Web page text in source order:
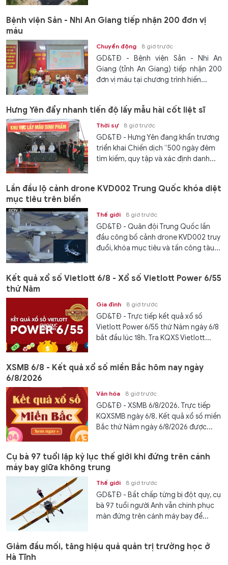
Bệnh viện Sản - Nhi An Giang tiếp nhận 200 đơn vị
máu
Chuyển động 8 giờ trước
GD&TĐ - Bệnh viện Sản - Nhi An
Giang (tỉnh An Giang) tiếp nhận 200
đơn vị máu tại chương trình hiến...
Hưng Yên đẩy nhanh tiến độ lấy mẫu hài cốt liệt sĩ
Thời sự 8 giờ trước
GD&TĐ - Hưng Yên đang khẩn trương
triển khai Chiến dịch “500 ngày đêm
tìm kiếm, quy tập và xác định danh...
Lần đầu lộ cảnh drone KVD002 Trung Quốc khóa diệt
mục tiêu trên biển
Thế giới 8 giờ trước
GD&TĐ - Quân đội Trung Quốc lần
đầu công bố cảnh drone KVD002 truy
đuổi, khóa mục tiêu và tấn công tàu...
Kết quả xổ số Vietlott 6/8 - Xổ số Vietlott Power 6/55
thứ Năm
Gia đình 8 giờ trước
GD&TĐ - Trực tiếp kết quả xổ số
Vietlott Power 6/55 thứ Năm ngày 6/8
bắt đầu lúc 18h. Tra KQXS Vietlott...
XSMB 6/8 - Kết quả xổ số miền Bắc hôm nay ngày
6/8/2026
Văn hóa 8 giờ trước
GD&TĐ - XSMB 6/8/2026. Trực tiếp
KQXSMB ngày 6/8. Kết quả xổ số miền
Bắc thứ Năm ngày 6/8/2026 được...
Cụ bà 97 tuổi lập kỷ lục thế giới khi đứng trên cánh
máy bay giữa không trung
Thế giới 8 giờ trước
GD&TĐ - Bất chấp từng bị đột quỵ, cụ
bà 97 tuổi người Anh vẫn chinh phục
màn đứng trên cánh máy bay để...
Giảm đầu mối, tăng hiệu quả quản trị trường học ở
Hà Tĩnh